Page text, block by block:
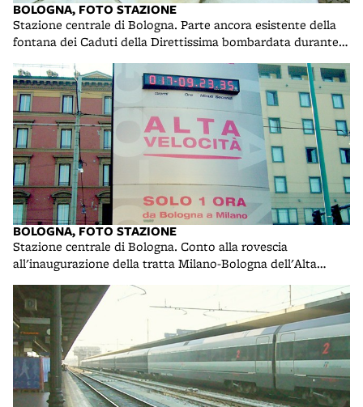
BOLOGNA, FOTO STAZIONE
Stazione centrale di Bologna. Parte ancora esistente della
fontana dei Caduti della Direttissima bombardata durante
BOLOGNA, FOTO STAZIONE
Stazione centrale di Bologna. Conto alla rovescia
all'inaugurazione della tratta Milano-Bologna dell'Alta